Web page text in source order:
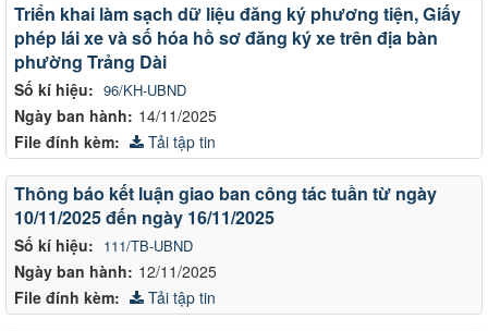
Số kí hiệu: 96/KH-UBND
Ngày ban hành: 14/11/2025
Triển khai làm sạch dữ liệu đăng ký phương tiện, Giấy
phép lái xe và số hóa hồ sơ đăng ký xe trên địa bàn
phường Trảng Dài
File đính kèm: Tải tập tin
Số kí hiệu: 111/TB-UBND
Ngày ban hành: 12/11/2025
Thông báo kết luận giao ban công tác tuần từ ngày
10/11/2025 đến ngày 16/11/2025
File đính kèm: Tải tập tin